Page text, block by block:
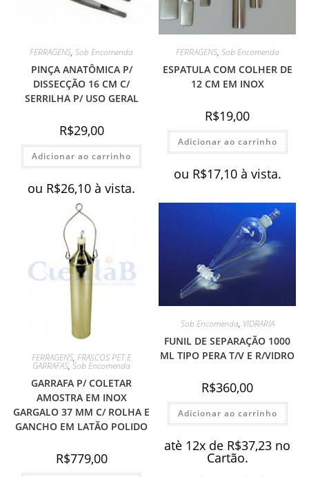
FERRAGENS,Sob Encomenda
PINÇA ANATÔMICA P/
DISSECÇÃO 16 CM C/
SERRILHA P/ USO GERAL
R$29,00
Adicionar ao carrinho
ou R$26,10 à vista.
FERRAGENS, Sob Encomenda
ESPATULA COM COLHER DE
12 CM EM INOX
R$19,00
Adicionar ao carrinho
ou R$17,10 à vista.
FERRAGENS,FRASCOS PET E
GARRAFAS,Sob Encomenda
GARRAFA P/ COLETAR
AMOSTRA EM INOX
GARGALO 37 MM C/ ROLHA E
GANCHO EM LATÃO POLIDO
R$779,00
Sob Encomenda, VIDRARIA
FUNIL DE SEPARAÇÃO 1000
ML TIPO PERA T/V E R/VIDRO
R$360,00
Adicionar ao carrinho
atè 12x de R$37,23 no
Cartão.